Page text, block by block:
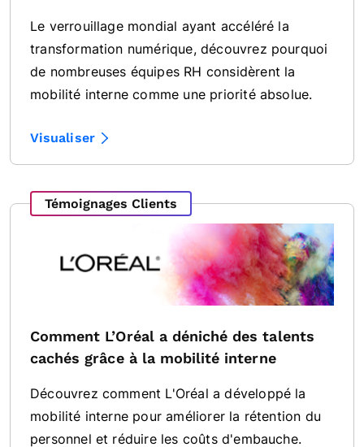
Le verrouillage mondial ayant accéléré la
transformation numérique, découvrez pourquoi
de nombreuses équipes RH considèrent la
mobilité interne comme une priorité absolue.
Visualiser
Témoignages Clients
Comment L’Oréal a déniché des talents
cachés grâce à la mobilité interne
Découvrez comment L'Oréal a développé la
mobilité interne pour améliorer la rétention du
personnel et réduire les coûts d'embauche.